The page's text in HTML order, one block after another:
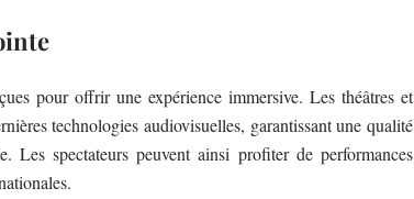
pour offrir une expérience immersive. Les théâtres et
technologies audiovisuelles, garantissant une qualité
Les spectateurs peuvent ainsi profiter de performances